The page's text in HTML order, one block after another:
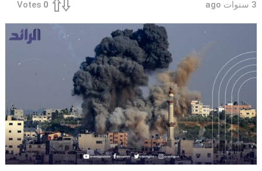
3 سنوات ago 0
Votes